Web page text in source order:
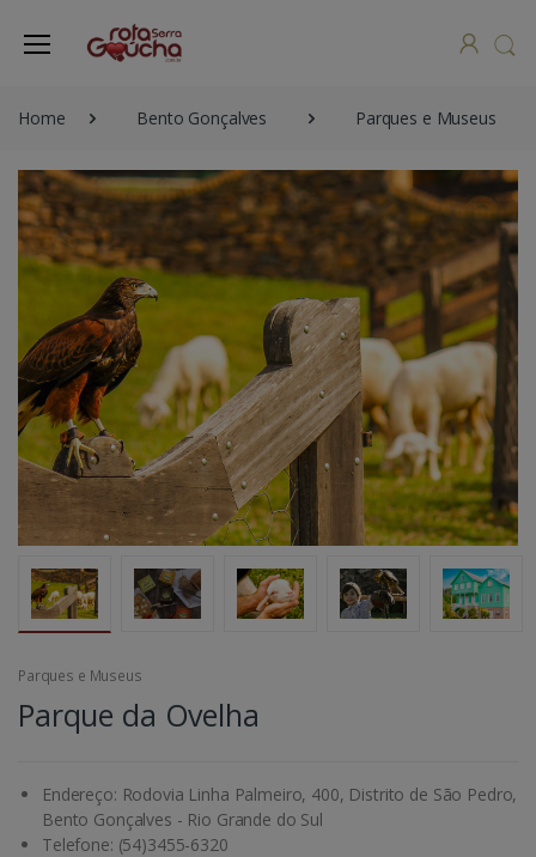
Home Bento Gonçalves Parques e Museus
Parques e Museus
Parque da Ovelha
Endereço: Rodovia Linha Palmeiro, 400, Distrito de São Pedro,
Bento Gonçalves - Rio Grande do Sul
Telefone: (54)3455-6320